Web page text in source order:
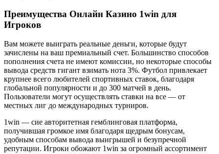
Преимущества Онлайн Казино 1win для
Игроков
Вам можете выиграть реальные деньги, которые будут
зачислены на ваш премиальный счет. Большинство способов
пополнения счета не имеют комиссии, но некоторые способы
вывода средств гигант взимать нота 3%. Футбол привлекает
крупнее всего любителей спортивных ставок, благодаря
глобальной популярности и до 300 матчей в день.
Пользователи могут осуществлять ставки на все — от
местных лиг до международных турниров.
1win — сие авторитетная гемблинговая платформа,
получившая громкое имя благодаря щедрым бонусам,
удобным способам вывода выигрышей и безупречной
репутации. Игроки обожают 1win за огромный ассортимент